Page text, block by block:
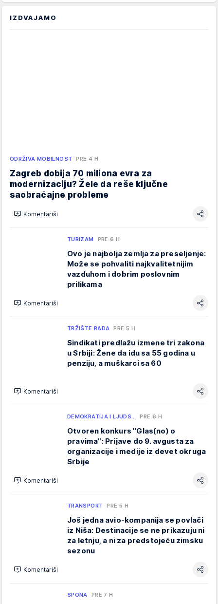
IZDVAJAMO
ODRŽIVA MOBILNOST PRE 4 H
Zagreb dobija 70 miliona evra za
modernizaciju? Žele da reše ključne
saobraćajne probleme
Komentariši
TURIZAM PRE 6 H
Ovo je najbolja zemlja za preseljenje:
Može se pohvaliti najkvalitetnijim
vazduhom i dobrim poslovnim
prilikama
Komentariši
TRŽIŠTE RADA PRE 5 H
Sindikati predlažu izmene tri zakona
u Srbiji: Žene da idu sa 55 godina u
penziju, a muškarci sa 60
Komentariši
DEMOKRATIJA I LJUDS… PRE 6 H
Otvoren konkurs "Glas(no) o
pravima": Prijave do 9. avgusta za
organizacije i medije iz devet okruga
Srbije
Komentariši
TRANSPORT PRE 5 H
Još jedna avio-kompanija se povlači
iz Niša: Destinacije se ne prikazuju ni
za letnju, a ni za predstojeću zimsku
sezonu
Komentariši
SPONA PRE 7 H